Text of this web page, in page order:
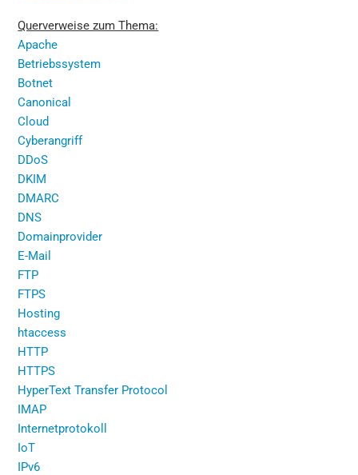
Querverweise zum Thema:
Apache
Betriebssystem
Botnet
Canonical
Cloud
Cyberangriff
DDoS
DKIM
DMARC
DNS
Domainprovider
E-Mail
FTP
FTPS
Hosting
htaccess
HTTP
HTTPS
HyperText Transfer Protocol
IMAP
Internetprotokoll
IoT
IPv6